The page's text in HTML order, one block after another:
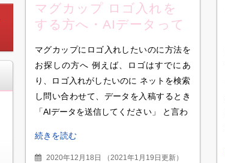
マグカップ ロゴ入れを
する方へ・AIデータって
マグカップにロゴ入れしたいのに方法を
お探しの方へ 例えば、ロゴはすでにあ
り、ロゴ入れがしたいのに ネットを検索
し問い合わせて、データを入稿するとき
「AIデータを送信してください」 と言わ
続きを読む
2020年12月18日 （ 2021年1月19日更新）